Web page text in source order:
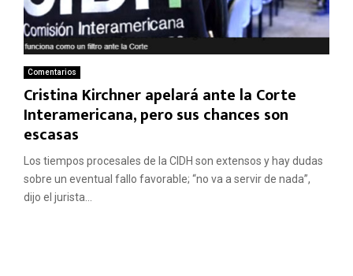
Comentarios
Cristina Kirchner apelará ante la Corte
Interamericana, pero sus chances son
escasas
Los tiempos procesales de la CIDH son extensos y hay dudas
sobre un eventual fallo favorable; “no va a servir de nada”,
dijo el jurista...